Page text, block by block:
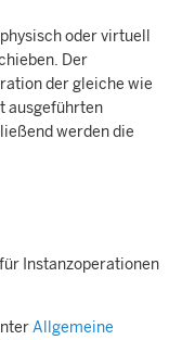
oder virtuell
Der
der gleiche wie
ausgeführten
werden die
Instanzoperationen
Allgemeine